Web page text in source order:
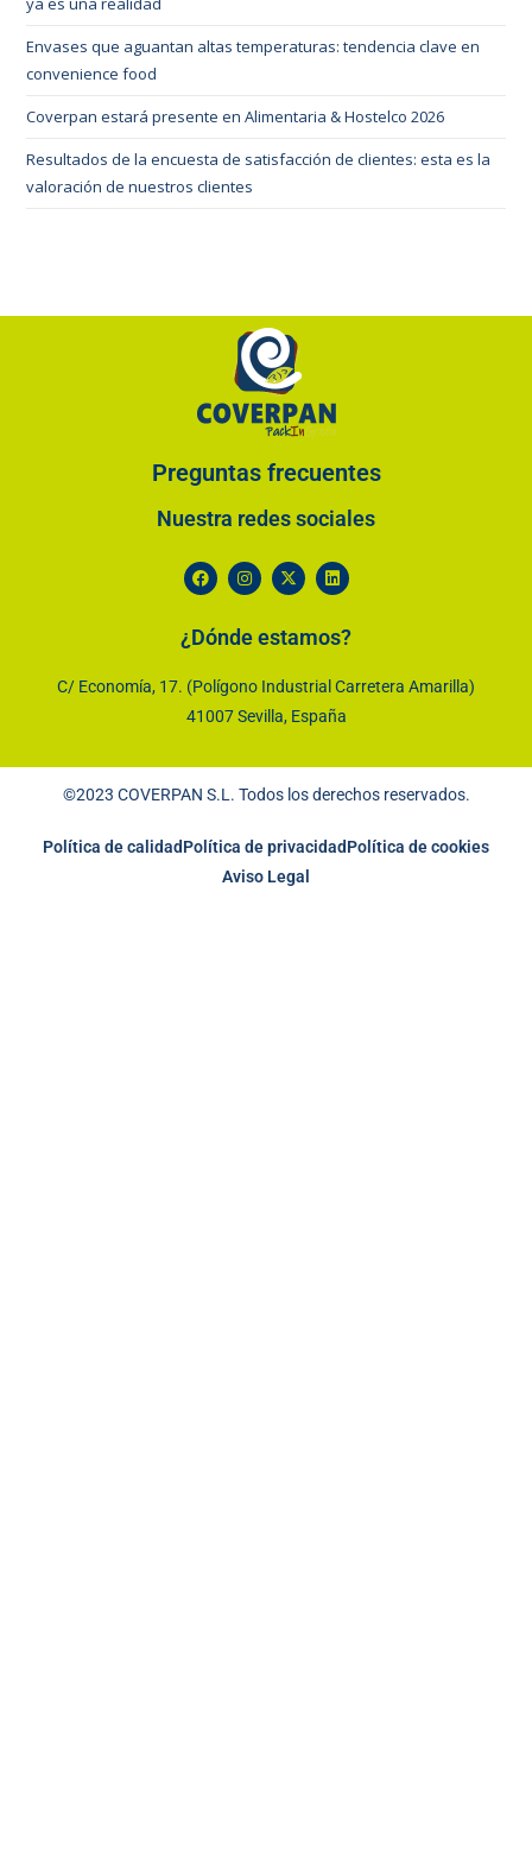
Envases que aguantan altas temperaturas: tendencia clave en
convenience food
Coverpan estará presente en Alimentaria & Hostelco 2026
Resultados de la encuesta de satisfacción de clientes: esta es la
valoración de nuestros clientes
Preguntas frecuentes
Nuestra redes sociales
¿Dónde estamos?
C/ Economía, 17. (Polígono Industrial Carretera Amarilla)
41007 Sevilla, España
©2023 COVERPAN S.L. Todos los derechos reservados.
Política de calidadPolítica de privacidadPolítica de cookies
Aviso Legal